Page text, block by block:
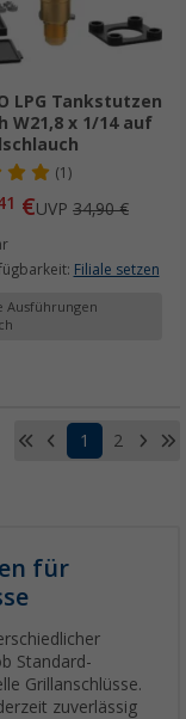
LPG Tankstutzen
W21,8 x 1/14 auf
(1)
€UVP 34,90 €
Filiale setzen
Ausführungen
1 2
für
Standard-
Grillanschlüsse.
zuverlässig